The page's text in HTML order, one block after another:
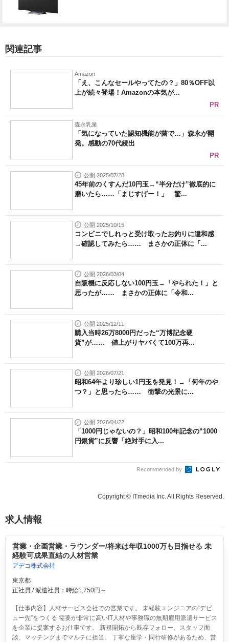
関連記事
Amazon
「え、こんなセールやってたの？」80％OFF以
上が続々登場！Amazonの本気が...
PR
森永乳業
「気になっていた認知機能が菌で…」森永が開
発。感動の70代続出
PR
公開 2025/07/28
45年前のくすんだ10円玉→“半分だけ”徹底的に
磨いたら……「まじすげー！」 驚...
公開 2025/10/15
コンビニでしれっと受け取ったお釣りに違和感
→確認してみたら…… まさかの正体に「...
公開 2026/03/04
自販機に反応しない100円玉→「やられた！」と
思ったが…… まさかの正体に「令和...
公開 2025/12/11
購入当時26万8000円だった“万博記念硬
貨”が…… 値上がりヤバくて100万再...
公開 2026/07/21
昭和64年より珍しい1円玉を発見！→「何年のや
つ？」と思ったら…… 衝撃の光景に...
公開 2026/04/22
「1000円じゃないの？」昭和100年記念の“1000
円銀貨”に反響「絶対手に入...
Recommended by
Copyright © ITmedia Inc. All Rights Reserved.
求人情報
営業・企画営業・ラウンダー/将来は年収1000万も目指せる 未
経験可成果直結の人材営業
アデコ株式会社
東京都
正社員 / 派遣社員：時給1,750円～
【仕事内容】人材サービス会社での営業です。 未経験エンジニアの“デビ
ュー先”をつくる 需要が非常に高いIT人材や事務職の無期雇用派遣サービス
を企業に提案するお仕事です。 新規開拓から既存フォロー、スタッフ面
談、マッチングまでマルチに担当。 丁寧な座学・同行研修があるため、営